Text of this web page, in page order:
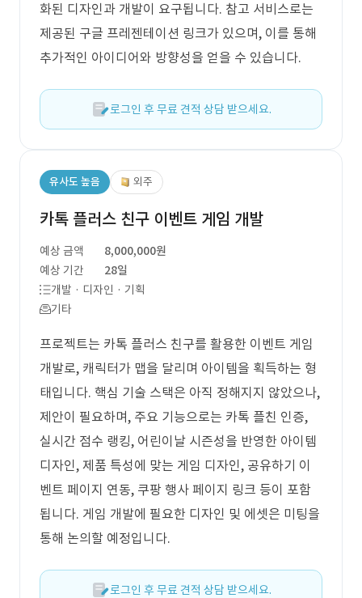
화된 디자인과 개발이 요구됩니다. 참고 서비스로는
제공된 구글 프레젠테이션 링크가 있으며, 이를 통해
추가적인 아이디어와 방향성을 얻을 수 있습니다.
로그인 후 무료 견적 상담 받으세요.
유사도 높음 외주
카톡 플러스 친구 이벤트 게임 개발
예상 금액
8,000,000원
예상 기간
28일
개발 · 디자인 · 기획
기타
프로젝트는 카톡 플러스 친구를 활용한 이벤트 게임
개발로, 캐릭터가 맵을 달리며 아이템을 획득하는 형
태입니다. 핵심 기술 스택은 아직 정해지지 않았으나,
제안이 필요하며, 주요 기능으로는 카톡 플친 인증,
실시간 점수 랭킹, 어린이날 시즌성을 반영한 아이템
디자인, 제품 특성에 맞는 게임 디자인, 공유하기 이
벤트 페이지 연동, 쿠팡 행사 페이지 링크 등이 포함
됩니다. 게임 개발에 필요한 디자인 및 에셋은 미팅을
통해 논의할 예정입니다.
로그인 후 무료 견적 상담 받으세요.